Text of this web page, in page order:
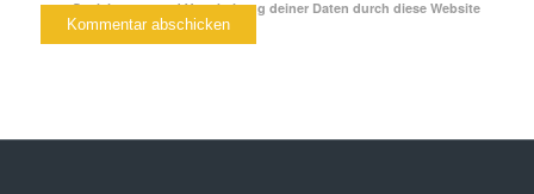
Speicherung und Verarbeitung deiner Daten durch diese Website
einverstanden.*